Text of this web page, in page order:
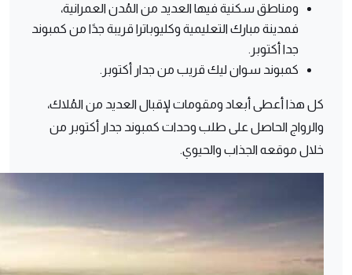
ومناطق سكنية فيها العديد من المُدن العمرانية،
فمدينة مبارك التعليمية وكليوباترا قريبة جدًا من كمبوند
جدا أكتوبر.
كمبوند سوان ليك قريب من جدار أكتوبر.
كل هذا أعطى أبعاد ومقومات لإقبال العديد من المُلاك،
والرواج الحاصل على طلب وحدات كمبوند جدار أكتوبر من
خلال موقعه الجذاب والحيوي.